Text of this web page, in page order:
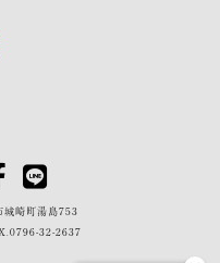
崎町湯島753
32-2637